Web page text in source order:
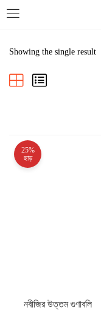
Showing the single result
25%
ছাড়
নবীজির উত্তম গুণাবলি